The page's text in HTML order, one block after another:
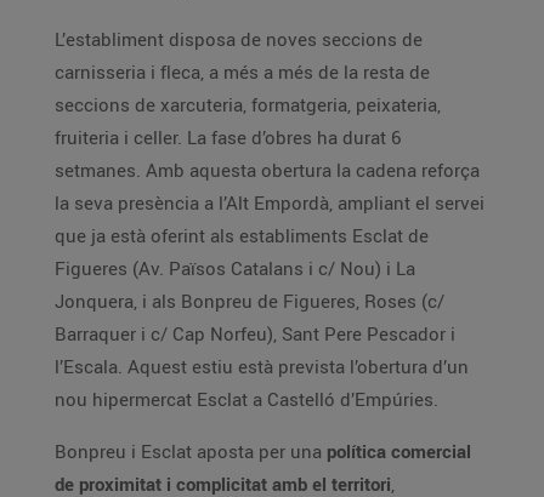
L’establiment disposa de noves seccions de
carnisseria i fleca, a més a més de la resta de
seccions de xarcuteria, formatgeria, peixateria,
fruiteria i celler. La fase d’obres ha durat 6
setmanes. Amb aquesta obertura la cadena reforça
la seva presència a l’Alt Empordà, ampliant el servei
que ja està oferint als establiments Esclat de
Figueres (Av. Països Catalans i c/ Nou) i La
Jonquera, i als Bonpreu de Figueres, Roses (c/
Barraquer i c/ Cap Norfeu), Sant Pere Pescador i
l’Escala. Aquest estiu està prevista l’obertura d’un
nou hipermercat Esclat a Castelló d’Empúries.
Bonpreu i Esclat aposta per una política comercial
de proximitat i complicitat amb el territori,